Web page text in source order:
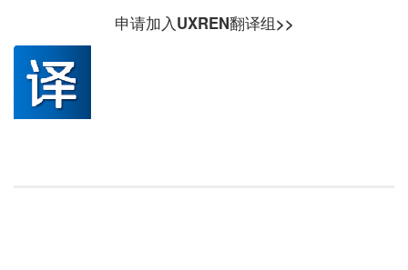
申请加入UXREN翻译组>>